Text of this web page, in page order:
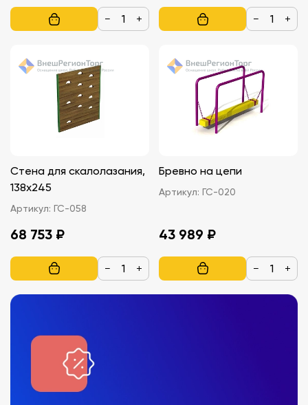
− + − +
Стена для скалолазания,
138х245
Артикул: ГС-058
68 753 ₽
− +
Бревно на цепи
Артикул: ГС-020
43 989 ₽
− +